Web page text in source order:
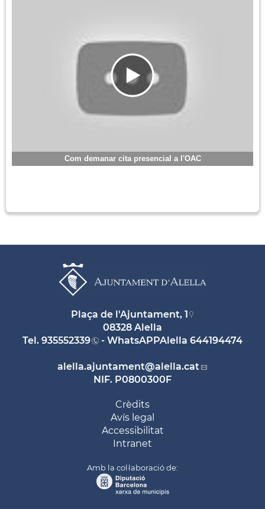
Com demanar cita presencial a l'OAC
Plaça de l'Ajuntament, 1
08328 Alella
Tel. 935552339 - WhatsAPPAlella 644194474
alella.ajuntament@alella.cat
NIF. P0800300F
Crèdits
Avís legal
Accessibilitat
Intranet
Amb la col·laboració de: